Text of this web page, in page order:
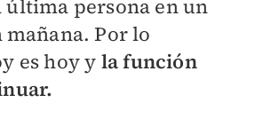
última persona en un
mañana. Por lo
es hoy y la función